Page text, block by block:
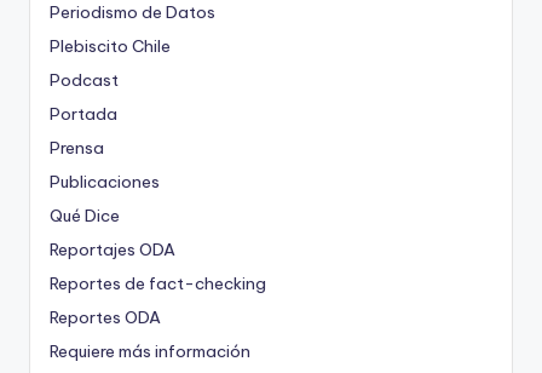
Periodismo de Datos
Plebiscito Chile
Podcast
Portada
Prensa
Publicaciones
Qué Dice
Reportajes ODA
Reportes de fact-checking
Reportes ODA
Requiere más información